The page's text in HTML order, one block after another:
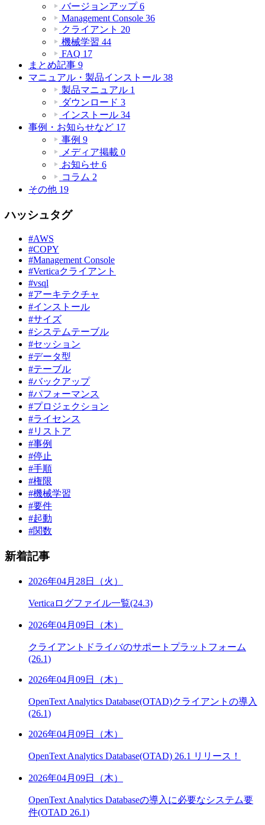
バージョンアップ 6
Management Console 36
クライアント 20
機械学習 44
FAQ 17
まとめ記事 9
マニュアル・製品インストール 38
製品マニュアル 1
ダウンロード 3
インストール 34
事例・お知らせなど 17
事例 9
メディア掲載 0
お知らせ 6
コラム 2
その他 19
ハッシュタグ
#AWS
#COPY
#Management Console
#Verticaクライアント
#vsql
#アーキテクチャ
#インストール
#サイズ
#システムテーブル
#セッション
#データ型
#テーブル
#バックアップ
#パフォーマンス
#プロジェクション
#ライセンス
#リストア
#事例
#停止
#手順
#権限
#機械学習
#要件
#起動
#関数
新着記事
2026年04月28日（火）
Verticaログファイル一覧(24.3)
2026年04月09日（木）
クライアントドライバのサポートプラットフォーム
(26.1)
2026年04月09日（木）
OpenText Analytics Database(OTAD)クライアントの導入
(26.1)
2026年04月09日（木）
OpenText Analytics Database(OTAD) 26.1 リリース！
2026年04月09日（木）
OpenText Analytics Databaseの導入に必要なシステム要
件(OTAD 26.1)